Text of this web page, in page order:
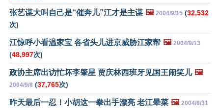
张艺谋大叫自己是“催奔儿”江才是主谋 🖼️ 2004/9/15 (32,532
次)
江惊呼小看温家宝 各省头儿进京威胁江家帮 🖼️ 2004/9/13
(48,997次)
政协主席出访忙坏李肇星 贾庆林西班牙见国王闹笑儿 🖼️
2004/9/8 (37,765次)
昨天最后一忍！小胡这一拳出手漂亮 老江晕菜 🖼️ 2004/8/31